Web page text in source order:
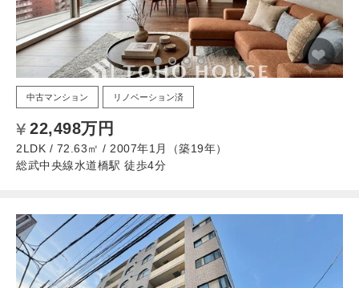
中古マンション リノベーション済
22,498万円
2LDK / 72.63㎡ / 2007年1月（築19年）
総武中央線水道橋駅 徒歩4分